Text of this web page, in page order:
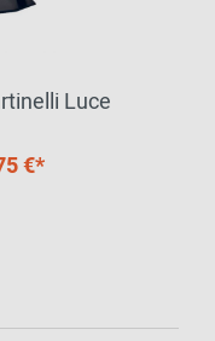
Luce
€*